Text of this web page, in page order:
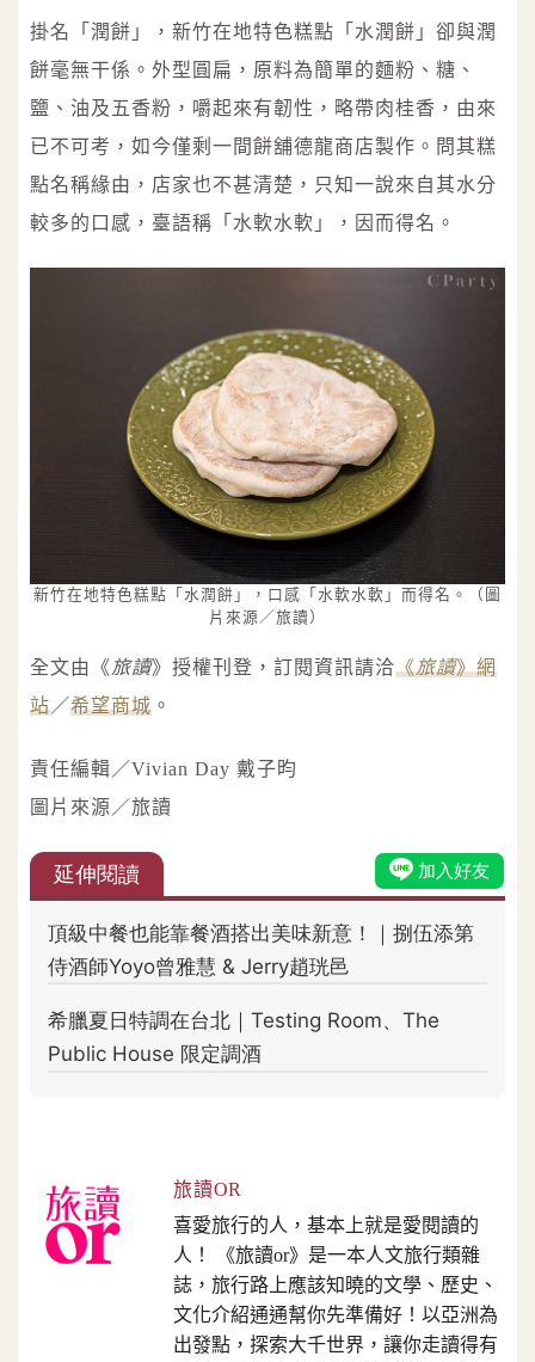
掛名「潤餅」，新竹在地特色糕點「水潤餅」卻與潤
餅毫無干係。外型圓扁，原料為簡單的麵粉、糖、
鹽、油及五香粉，嚼起來有韌性，略帶肉桂香，由來
已不可考，如今僅剩一間餅舖德龍商店製作。問其糕
點名稱緣由，店家也不甚清楚，只知一說來自其水分
較多的口感，臺語稱「水軟水軟」，因而得名。
新竹在地特色糕點「水潤餅」，口感「水軟水軟」而得名。（圖
片來源／旅讀）
全文由《 旅讀》授權刊登，訂閱資訊請洽《旅讀》網
站／希望商城 。
責任編輯／Vivian Day 戴子昀
圖片來源／旅讀
旅讀OR
喜愛旅行的人，基本上就是愛閱讀的
人！ 《旅讀or》是一本人文旅行類雜
誌，旅行路上應該知曉的文學、歷史、
文化介紹通通幫你先準備好！以亞洲為
出發點，探索大千世界，讓你走讀得有